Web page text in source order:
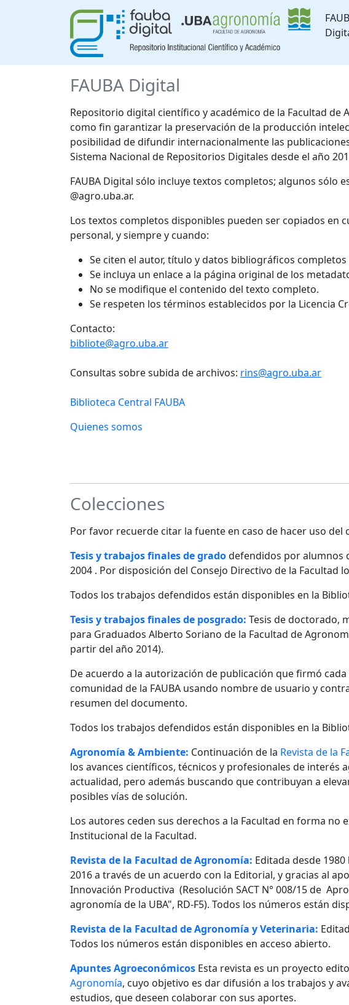
FAUBA Digital
Repositorio digital científico y académico de la Facultad
como fin garantizar la preservación de la producción
posibilidad de difundir internacionalmente las
Sistema Nacional de Repositorios Digitales desde el año
FAUBA Digital sólo incluye textos completos; algunos sólo
@agro.uba.ar.
Los textos completos disponibles pueden ser copiados
personal, y siempre y cuando:
Se citen el autor, título y datos bibliográficos completos
Se incluya un enlace a la página original de los
No se modifique el contenido del texto completo.
Se respeten los términos establecidos por la Licencia
Contacto:
bibliote@agro.uba.ar
Consultas sobre subida de archivos: rins@agro.uba.ar
Biblioteca Central FAUBA
Quienes somos
Colecciones
Por favor recuerde citar la fuente en caso de hacer uso del
Tesis y trabajos finales de gradodefendidos por alumnos
2004 . Por disposición del Consejo Directivo de la
Todos los trabajos defendidos están disponibles en la
Tesis y trabajos finales de posgrado: Tesis de doctorado,
para Graduados Alberto Soriano de la Facultad de
partir del año 2014).
De acuerdo a la autorización de publicación que firmó
comunidad de la FAUBA usando nombre de usuario y
resumen del documento.
Todos los trabajos defendidos están disponibles en la
Agronomía & Ambiente: Continuación de la Revista de la
los avances científicos, técnicos y profesionales de
actualidad, pero además buscando que contribuyan a
posibles vías de solución.
Los autores ceden sus derechos a la Facultad en forma
Institucional de la Facultad.
Revista de la Facultad de Agronomía: Editada desde
2016 a través de un acuerdo con la Editorial, y gracias al
Innovación Productiva (Resolución SACT N° 008/15 de
agronomía de la UBA", RD-F5). Todos los números están
Revista de la Facultad de Agronomía y Veterinaria:
Todos los números están disponibles en acceso abierto.
Apuntes Agroeconómicos Esta revista es un proyecto
Agronomía, cuyo objetivo es dar difusión a los trabajos y
estudios, que deseen colaborar con sus aportes.